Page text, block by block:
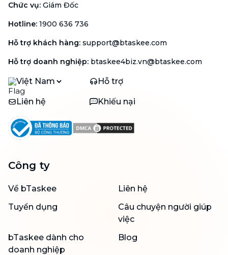
Chức vụ: Giám Đốc
Hotline: 1900 636 736
Hỗ trợ khách hàng: support@btaskee.com
Hỗ trợ doanh nghiệp: btaskee4biz.vn@btaskee.com
Việt Nam Hỗ trợ
Liên hệ Khiếu nại
Công ty
Về bTaskee
Liên hệ
Tuyển dụng
Câu chuyện người giúp
việc
bTaskee dành cho
doanh nghiệp
Blog